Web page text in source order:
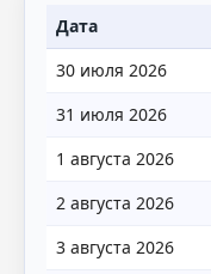
Дата
30 июля 2026
31 июля 2026
1 августа 2026
2 августа 2026
3 августа 2026